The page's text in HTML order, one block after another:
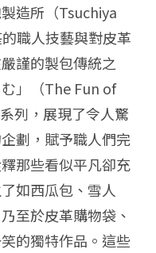
造所（Tsuchiya
職人技藝與對皮革
謹的製包傳統之
」（The Fun of
列，展現了令人驚
劃，賦予職人們完
那些看似平凡卻充
如西瓜包、雪人
至於皮革購物袋、
的獨特作品。這些